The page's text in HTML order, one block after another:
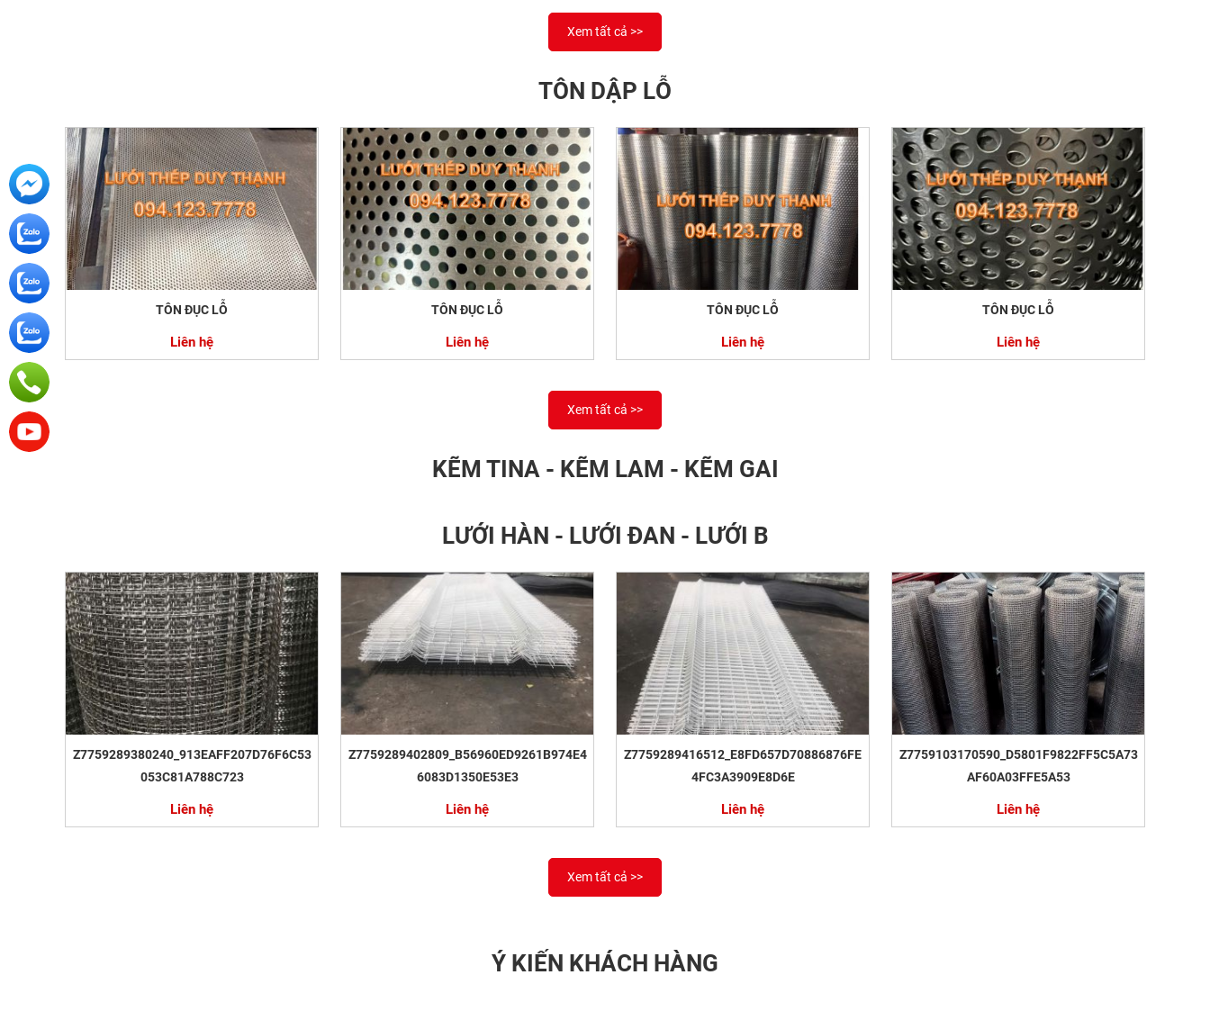
Xem tất cả >>
TÔN DẬP LỖ
TÔN ĐỤC LỖ
Liên hệ
TÔN ĐỤC LỖ
Liên hệ
TÔN ĐỤC LỖ
Liên hệ
TÔN ĐỤC LỖ
Liên hệ
Xem tất cả >>
KẼM TINA - KẼM LAM - KẼM GAI
LƯỚI HÀN - LƯỚI ĐAN - LƯỚI B
Z7759289380240_913EAFF207D76F6C53
053C81A788C723
Liên hệ
Z7759289402809_B56960ED9261B974E4
6083D1350E53E3
Liên hệ
Z7759289416512_E8FD657D70886876FE
4FC3A3909E8D6E
Liên hệ
Z7759103170590_D5801F9822FF5C5A73
AF60A03FFE5A53
Liên hệ
Xem tất cả >>
Ý KIẾN KHÁCH HÀNG